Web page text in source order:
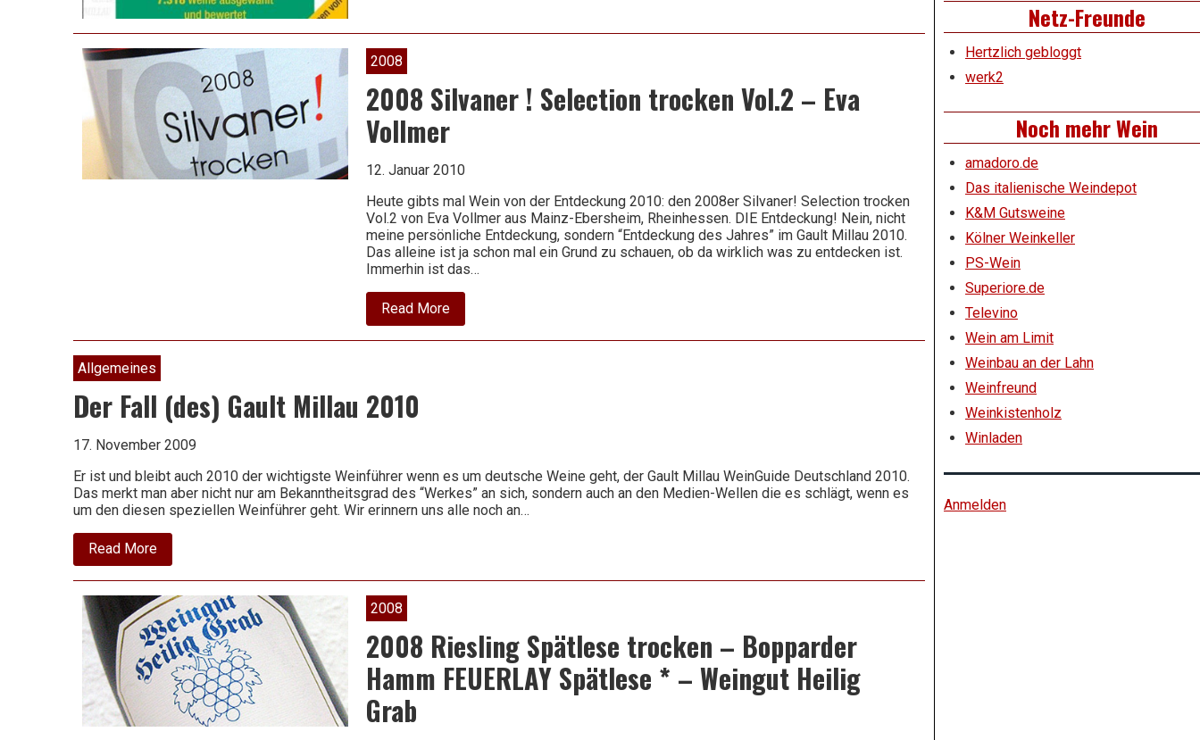
2011
2008
2008 Silvaner ! Selection trocken Vol.2 – Eva
Vollmer
12. Januar 2010
Heute gibts mal Wein von der Entdeckung 2010: den 2008er Silvaner! Selection trocken
Vol.2 von Eva Vollmer aus Mainz-Ebersheim, Rheinhessen. DIE Entdeckung! Nein, nicht
meine persönliche Entdeckung, sondern “Entdeckung des Jahres” im Gault Millau 2010.
Das alleine ist ja schon mal ein Grund zu schauen, ob da wirklich was zu entdecken ist.
Immerhin ist das…
Read Moreabout
2008
Silvaner
Allgemeines
Der Fall (des) Gault Millau 2010
17. November 2009
Er ist und bleibt auch 2010 der wichtigste Weinführer wenn es um deutsche Weine geht, der Gault Millau WeinGuide Deutschland 2010.
Das merkt man aber nicht nur am Bekanntheitsgrad des “Werkes” an sich, sondern auch an den Medien-Wellen die es schlägt, wenn es
um den diesen speziellen Weinführer geht. Wir erinnern uns alle noch an…
Read Moreabout
Der
Fall
Gault
Millau
2010
2008
2008 Riesling Spätlese trocken – Bopparder
Hamm FEUERLAY Spätlese * – Weingut Heilig
Grab
Netz-Freunde
Hertzlich gebloggt
werk2
Noch mehr Wein
amadoro.de
Das italienische Weindepot
K&M Gutsweine
Kölner Weinkeller
PS-Wein
Superiore.de
Televino
Wein am Limit
Weinbau an der Lahn
Weinfreund
Weinkistenholz
Winladen
Anmelden